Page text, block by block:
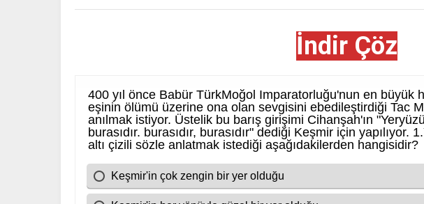
İndir Çöz